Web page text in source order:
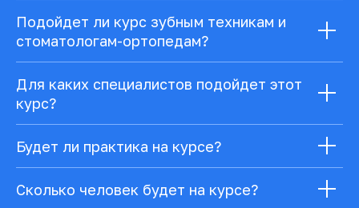
Подойдет ли курс зубным техникам и
стоматологам-ортопедам?
Для каких специалистов подойдет этот
курс?
Будет ли практика на курсе?
Сколько человек будет на курсе?